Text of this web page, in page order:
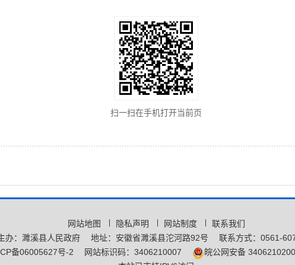
扫一扫在手机打开当前页
网站地图 隐私声明 网站制度
联系我们
办：濉溪县人民政府
地址：安徽省濉溪县沱河路92号
联系方式：0561-
备06005627号-2
网站标识码：3406210007
皖公网安备